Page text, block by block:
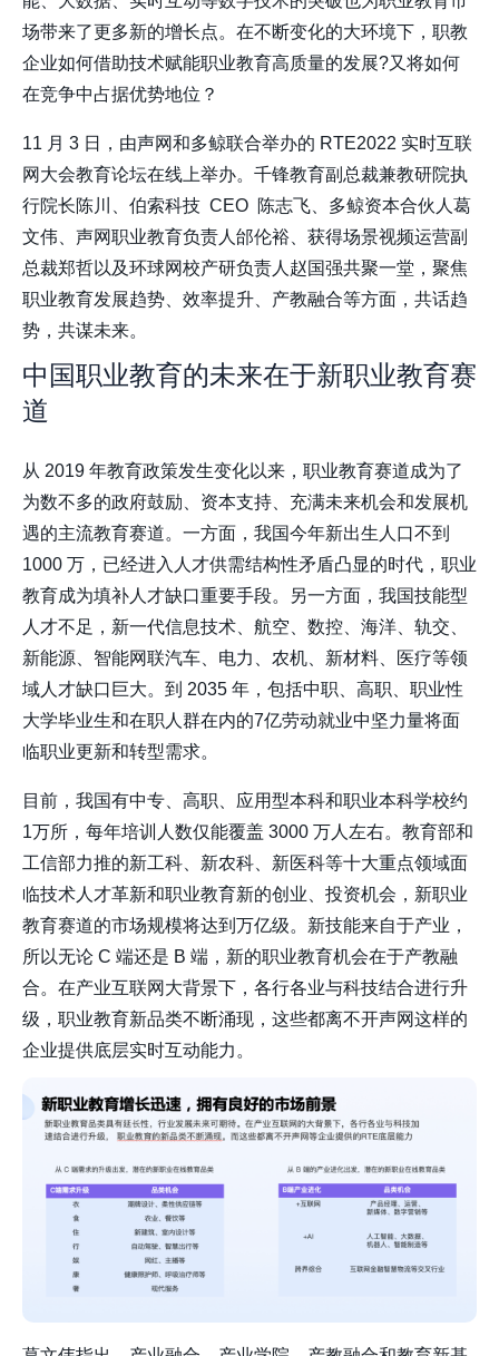
场带来了更多新的增长点。在不断变化的大环境下，职教
企业如何借助技术赋能职业教育高质量的发展?又将如何
在竞争中占据优势地位？
11 月 3 日，由声网和多鲸联合举办的 RTE2022 实时互联
网大会教育论坛在线上举办。千锋教育副总裁兼教研院执
行院长陈川、伯索科技 CEO 陈志飞、多鲸资本合伙人葛
文伟、声网职业教育负责人邰伦裕、获得场景视频运营副
总裁郑哲以及环球网校产研负责人赵国强共聚一堂，聚焦
职业教育发展趋势、效率提升、产教融合等方面，共话趋
势，共谋未来。
中国职业教育的未来在于新职业教育赛
道
从 2019 年教育政策发生变化以来，职业教育赛道成为了
为数不多的政府鼓励、资本支持、充满未来机会和发展机
遇的主流教育赛道。一方面，我国今年新出生人口不到
1000 万，已经进入人才供需结构性矛盾凸显的时代，职业
教育成为填补人才缺口重要手段。另一方面，我国技能型
人才不足，新一代信息技术、航空、数控、海洋、轨交、
新能源、智能网联汽车、电力、农机、新材料、医疗等领
域人才缺口巨大。到 2035 年，包括中职、高职、职业性
大学毕业生和在职人群在内的7亿劳动就业中坚力量将面
临职业更新和转型需求。
目前，我国有中专、高职、应用型本科和职业本科学校约
1万所，每年培训人数仅能覆盖 3000 万人左右。教育部和
工信部力推的新工科、新农科、新医科等十大重点领域面
临技术人才革新和职业教育新的创业、投资机会，新职业
教育赛道的市场规模将达到万亿级。新技能来自于产业，
所以无论 C 端还是 B 端，新的职业教育机会在于产教融
合。在产业互联网大背景下，各行各业与科技结合进行升
级，职业教育新品类不断涌现，这些都离不开声网这样的
企业提供底层实时互动能力。